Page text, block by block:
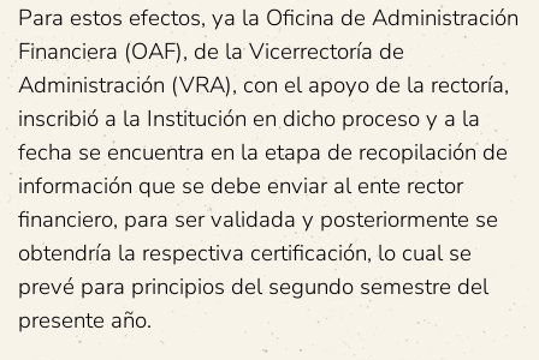
Para estos efectos, ya la Oficina de Administración
Financiera (OAF), de la Vicerrectoría de
Administración (VRA), con el apoyo de la rectoría,
inscribió a la Institución en dicho proceso y a la
fecha se encuentra en la etapa de recopilación de
información que se debe enviar al ente rector
financiero, para ser validada y posteriormente se
obtendría la respectiva certificación, lo cual se
prevé para principios del segundo semestre del
presente año.